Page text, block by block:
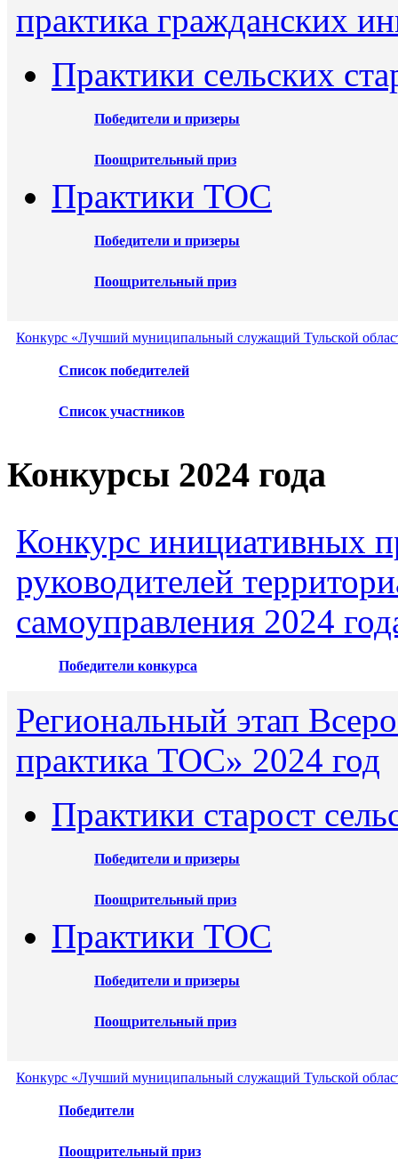
практика гражданских
Практики сельских
Победители и призеры
Поощрительный приз
Практики ТОС
Победители и призеры
Поощрительный приз
Конкурс «Лучший муниципальный служащий Тульской
Список победителей
Список участников
Конкурсы 2024 года
Конкурс инициативных
руководителей
самоуправления 2024
Победители конкурса
Региональный этап
практика ТОС» 2024 год
Практики старост
Победители и призеры
Поощрительный приз
Практики ТОС
Победители и призеры
Поощрительный приз
Конкурс «Лучший муниципальный служащий Тульской
Победители
Поощрительный приз